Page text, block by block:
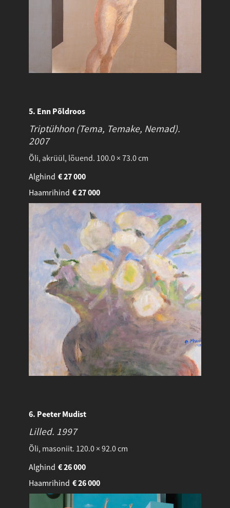
5. Enn Põldroos
Triptühhon (Tema, Temake, Nemad).
2007
Õli, akrüül, lõuend. 100.0 × 73.0 cm
Alghind
27 000
€
Haamrihind
27 000
€
6. Peeter Mudist
Lilled. 1997
Õli, masoniit. 120.0 × 92.0 cm
Alghind
26 000
€
Haamrihind
26 000
€